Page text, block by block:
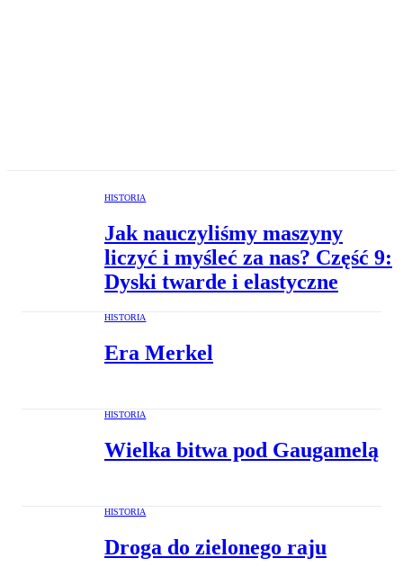
HISTORIA
Jak nauczyliśmy maszyny
liczyć i myśleć za nas? Część 9:
Dyski twarde i elastyczne
HISTORIA
Era Merkel
HISTORIA
Wielka bitwa pod Gaugamelą
HISTORIA
Droga do zielonego raju